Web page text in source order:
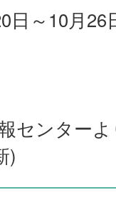
日～10月26
センター
)